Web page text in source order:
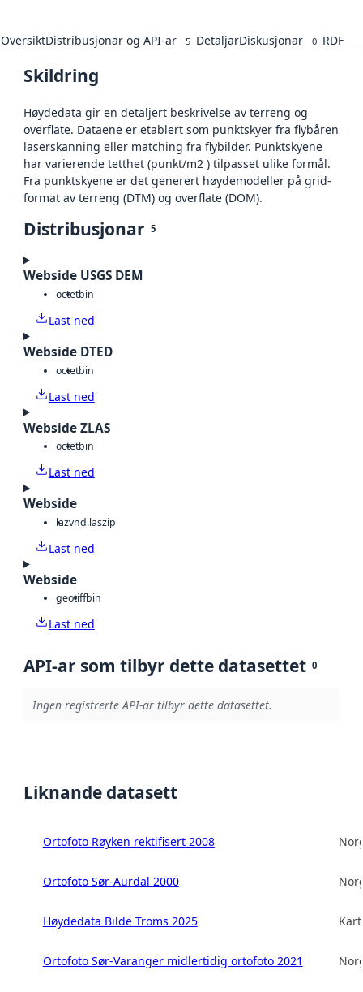
OversiktDistribusjonar og API-ar 5 DetaljarDiskusjonar 0 RDF
Skildring
Høydedata gir en detaljert beskrivelse av terreng og
overflate. Dataene er etablert som punktskyer fra flybåren
laserskanning eller matching fra flybilder. Punktskyene
har varierende tetthet (punkt/m2 ) tilpasset ulike formål.
Fra punktskyene er det generert høydemodeller på grid-
format av terreng (DTM) og overflate (DOM).
Distribusjonar 5
Webside USGS DEM
octetbin
Last ned
Webside DTED
octetbin
Last ned
Webside ZLAS
octetbin
Last ned
Webside
lazvnd.laszip
Last ned
Webside
geotiffbin
Last ned
API-ar som tilbyr dette datasettet 0
Ingen registrerte API-ar tilbyr dette datasettet.
Liknande datasett
Ortofoto Røyken rektifisert 2008
Ortofoto Sør-Aurdal 2000
Høydedata Bilde Troms 2025
Ortofoto Sør-Varanger midlertidig ortofoto 2021